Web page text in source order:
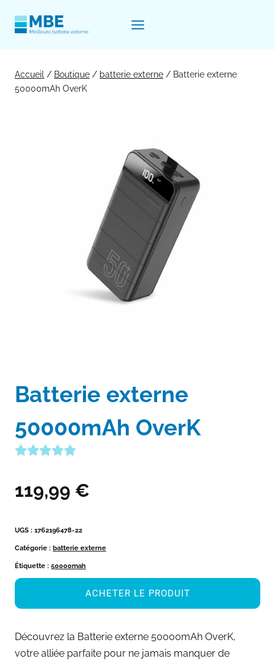
Accueil / Boutique / batterie externe / Batterie externe
50000mAh OverK
Batterie externe
50000mAh OverK
119,99 €
UGS : 1762196478-22
Catégorie : batterie externe
Étiquette : 50000mah
ACHETER LE PRODUIT
Découvrez la Batterie externe 50000mAh OverK,
votre alliée parfaite pour ne jamais manquer de